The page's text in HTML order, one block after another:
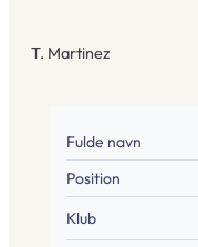
T. Martinez
Fulde navn
Position
Klub